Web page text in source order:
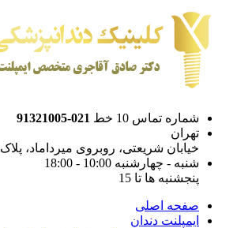
شماره تماس 10 خط
021-91321005
تهران
خیابان شریعتی، روبروی میرداماد، پلاک 1173
شنبه - چهارشنبه 10:00 - 18:00
پنجشنبه ها تا 15
صفحه اصلی
ایمپلنت دندان